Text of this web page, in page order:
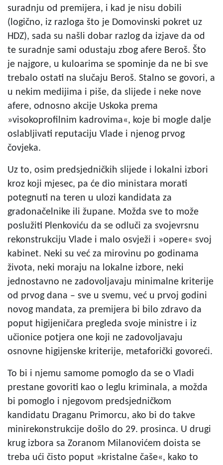
suradnju od premijera, i kad je nisu dobili
(logično, iz razloga što je Domovinski pokret uz
HDZ), sada su našli dobar razlog da izjave da od
te suradnje sami odustaju zbog afere Beroš. Što
je najgore, u kuloarima se spominje da ne bi sve
trebalo ostati na slučaju Beroš. Stalno se govori, a
u nekim medijima i piše, da slijede i neke nove
afere, odnosno akcije Uskoka prema
»visokoprofilnim kadrovima«, koje bi mogle dalje
oslabljivati reputaciju Vlade i njenog prvog
čovjeka.
Uz to, osim predsjedničkih slijede i lokalni izbori
kroz koji mjesec, pa će dio ministara morati
potegnuti na teren u ulozi kandidata za
gradonačelnike ili župane. Možda sve to može
poslužiti Plenkoviću da se odluči za svojevrsnu
rekonstrukciju Vlade i malo osvježi i »opere« svoj
kabinet. Neki su već za mirovinu po godinama
života, neki moraju na lokalne izbore, neki
jednostavno ne zadovoljavaju minimalne kriterije
od prvog dana – sve u svemu, već u prvoj godini
novog mandata, za premijera bi bilo zdravo da
poput higijeničara pregleda svoje ministre i iz
učionice potjera one koji ne zadovoljavaju
osnovne higijenske kriterije, metaforički govoreći.
To bi i njemu samome pomoglo da se o Vladi
prestane govoriti kao o leglu kriminala, a možda
bi pomoglo i njegovom predsjedničkom
kandidatu Draganu Primorcu, ako bi do takve
minirekonstrukcije došlo do 29. prosinca. U drugi
krug izbora sa Zoranom Milanovićem doista se
treba ući čisto poput »kristalne čaše«, kako to